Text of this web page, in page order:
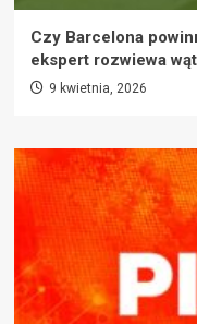
Czy Barcelona
ekspert rozwiewa
9 kwietnia, 2026